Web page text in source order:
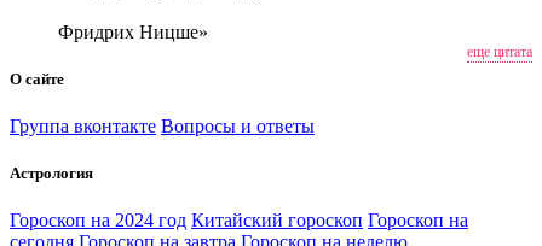
Фридрих Ницше»
еще цитата
О сайте
Группа вконтакте Вопросы и ответы
Астрология
Гороскоп на 2024 год Китайский гороскоп Гороскоп на